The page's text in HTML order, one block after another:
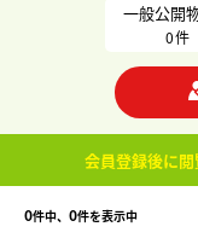
一般公開
0件
会員登録後に
0件中、 0件を表示中